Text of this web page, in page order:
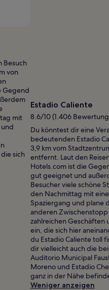
Besuch
von
Gegend
mit
sich
Estadio Caliente
8.6/10 (1.406
Du könntest dir eine
bedeutenden Estadio
3,9 km vom
entfernt. Laut den
Hotels.com ist die
gut geeignet und
Besucher viele schöne
den Nachmittag mit
Spaziergang und plane
anderen
zahlreichen Geschäften
ein, die sich hier
du Estadio Caliente toll
dir vielleicht auch die
Auditorio Municipal
Moreno und Estadio
ganz in der Nähe
Weniger anzeigen